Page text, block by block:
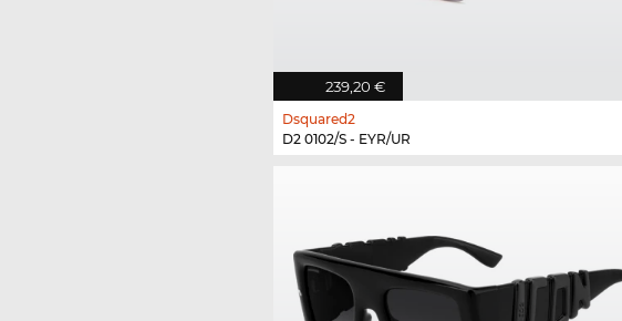
239,20 €
Dsquared2
D2 0102/S - EYR/UR